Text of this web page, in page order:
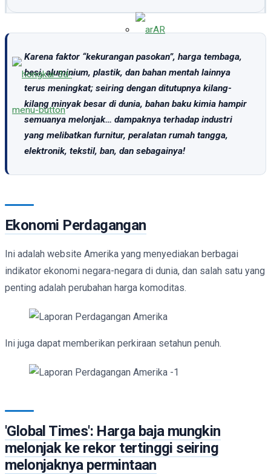
AR
Karena faktor “kekurangan pasokan”, harga tembaga,
besi, aluminium, plastik, dan bahan mentah lainnya
terus meningkat; seiring dengan ditutupnya kilang-
kilang minyak besar di dunia, bahan baku kimia hampir
semuanya melonjak… dampaknya terhadap industri
yang melibatkan furnitur, peralatan rumah tangga,
elektronik, tekstil, ban, dan sebagainya!
Ekonomi Perdagangan
Ini adalah website Amerika yang menyediakan berbagai
indikator ekonomi negara-negara di dunia, dan salah satu yang
penting adalah perubahan harga komoditas.
Ini juga dapat memberikan perkiraan setahun penuh.
'Global Times': Harga baja mungkin
melonjak ke rekor tertinggi seiring
melonjaknya permintaan